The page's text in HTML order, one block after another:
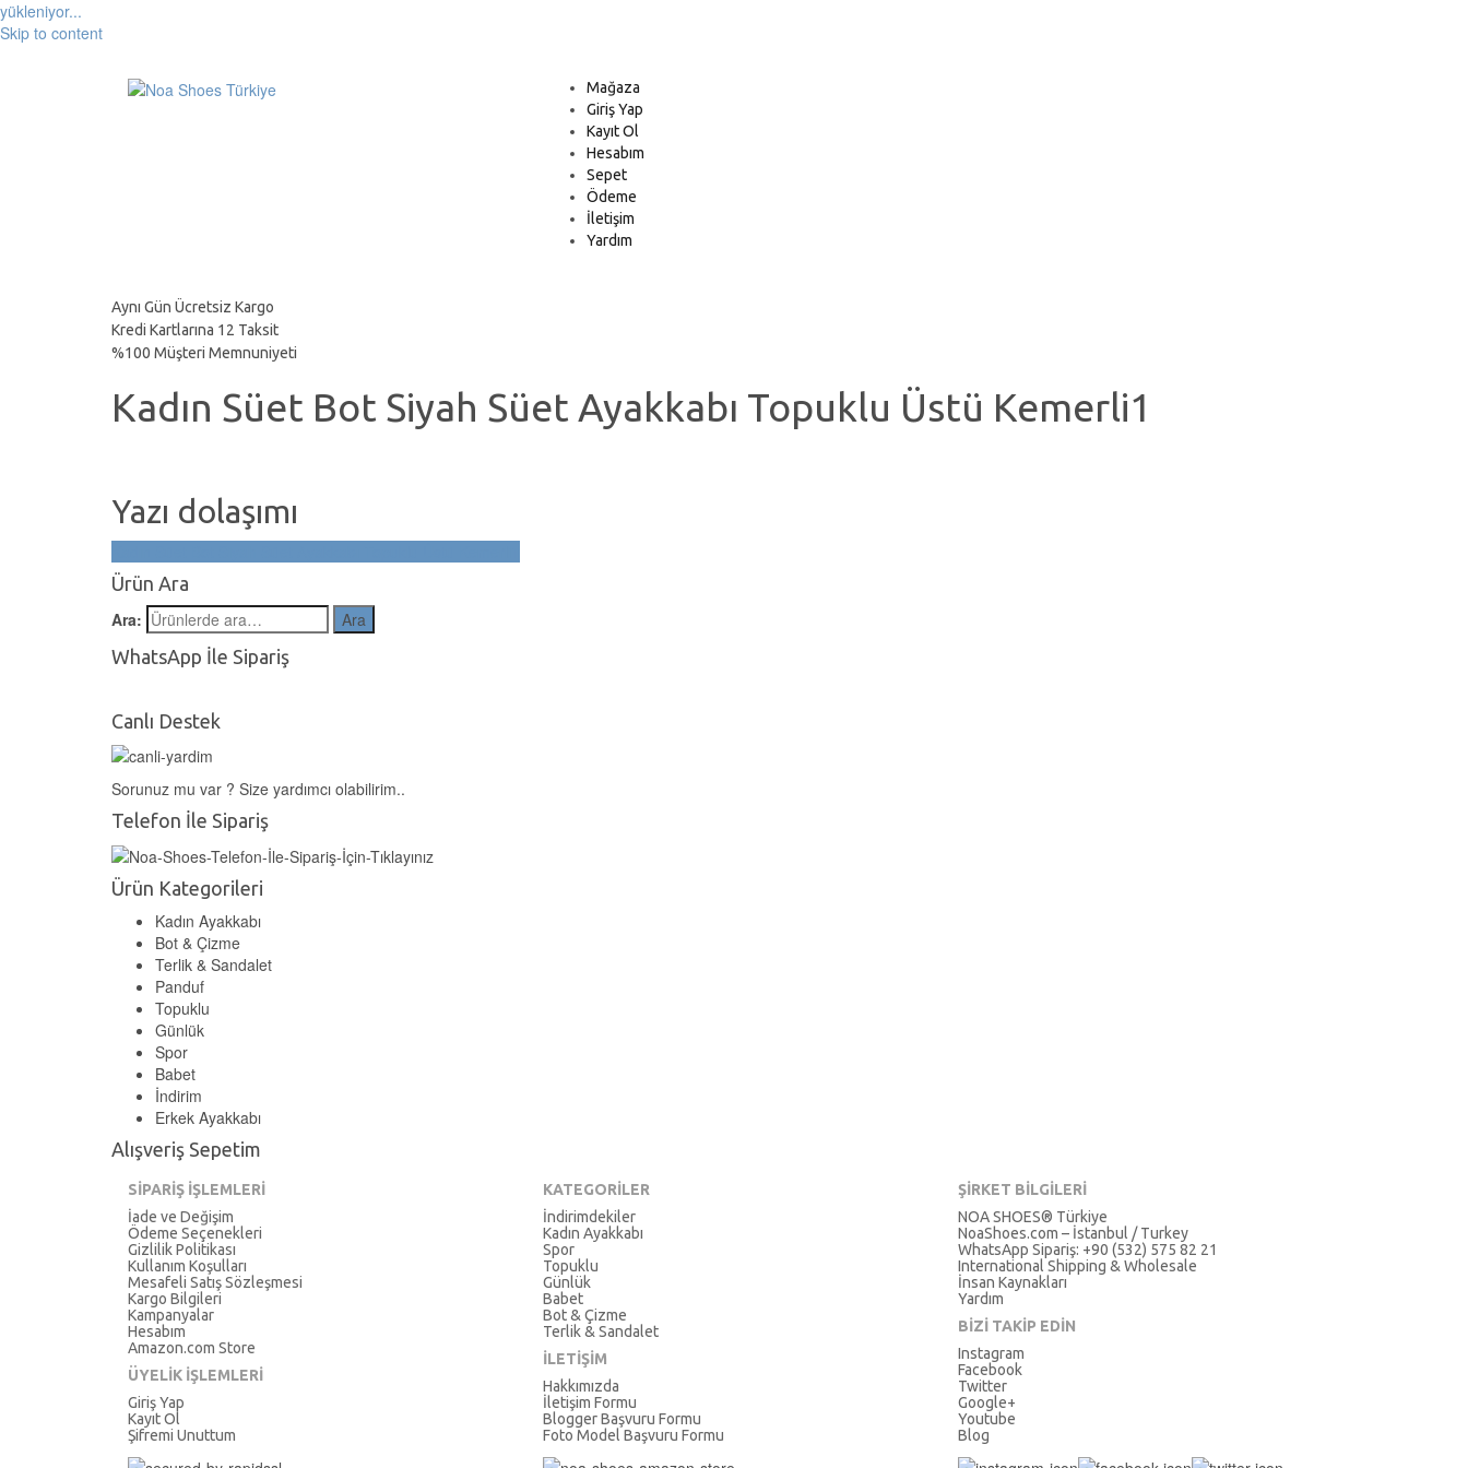
yükleniyor...
Skip to content
Mağaza
Giriş Yap
Kayıt Ol
Hesabım
Sepet
Ödeme
İletişim
Yardım
Aynı Gün Ücretsiz Kargo
Kredi Kartlarına 12 Taksit
%100 Müşteri Memnuniyeti
Kadın Süet Bot Siyah Süet Ayakkabı Topuklu Üstü Kemerli1
Yazı dolaşımı
Ürün Ara
Ara:
Ara
WhatsApp İle Sipariş
Canlı Destek
Sorunuz mu var ? Size yardımcı olabilirim..
Telefon İle Sipariş
Ürün Kategorileri
Kadın Ayakkabı
Bot & Çizme
Terlik & Sandalet
Panduf
Topuklu
Günlük
Spor
Babet
İndirim
Erkek Ayakkabı
Alışveriş Sepetim
SİPARİŞ İŞLEMLERİ
İade ve Değişim
Ödeme Seçenekleri
Gizlilik Politikası
Kullanım Koşulları
Mesafeli Satış Sözleşmesi
Kargo Bilgileri
Kampanyalar
Hesabım
Amazon.com Store
ÜYELİK İŞLEMLERİ
Giriş Yap
Kayıt Ol
Şifremi Unuttum
KATEGORİLER
İndirimdekiler
Kadın Ayakkabı
Spor
Topuklu
Günlük
Babet
Bot & Çizme
Terlik & Sandalet
İLETİŞİM
Hakkımızda
İletişim Formu
Blogger Başvuru Formu
Foto Model Başvuru Formu
ŞİRKET BİLGİLERİ
NOA SHOES® Türkiye
NoaShoes.com – İstanbul / Turkey
WhatsApp Sipariş: +90 (532) 575 82 21
International Shipping & Wholesale
İnsan Kaynakları
Yardım
BİZİ TAKİP EDİN
Instagram
Facebook
Twitter
Google+
Youtube
Blog